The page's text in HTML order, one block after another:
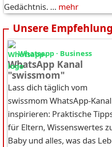
Gedächtnis. … mehr
Unsere
Whatsapp · Business
WhatsApp Kanal
"swissmom"
Lass dich täglich vom
swissmom WhatsApp-Kanal
inspirieren: Praktische
für Eltern, Wissenswertes
Baby und alles, was das